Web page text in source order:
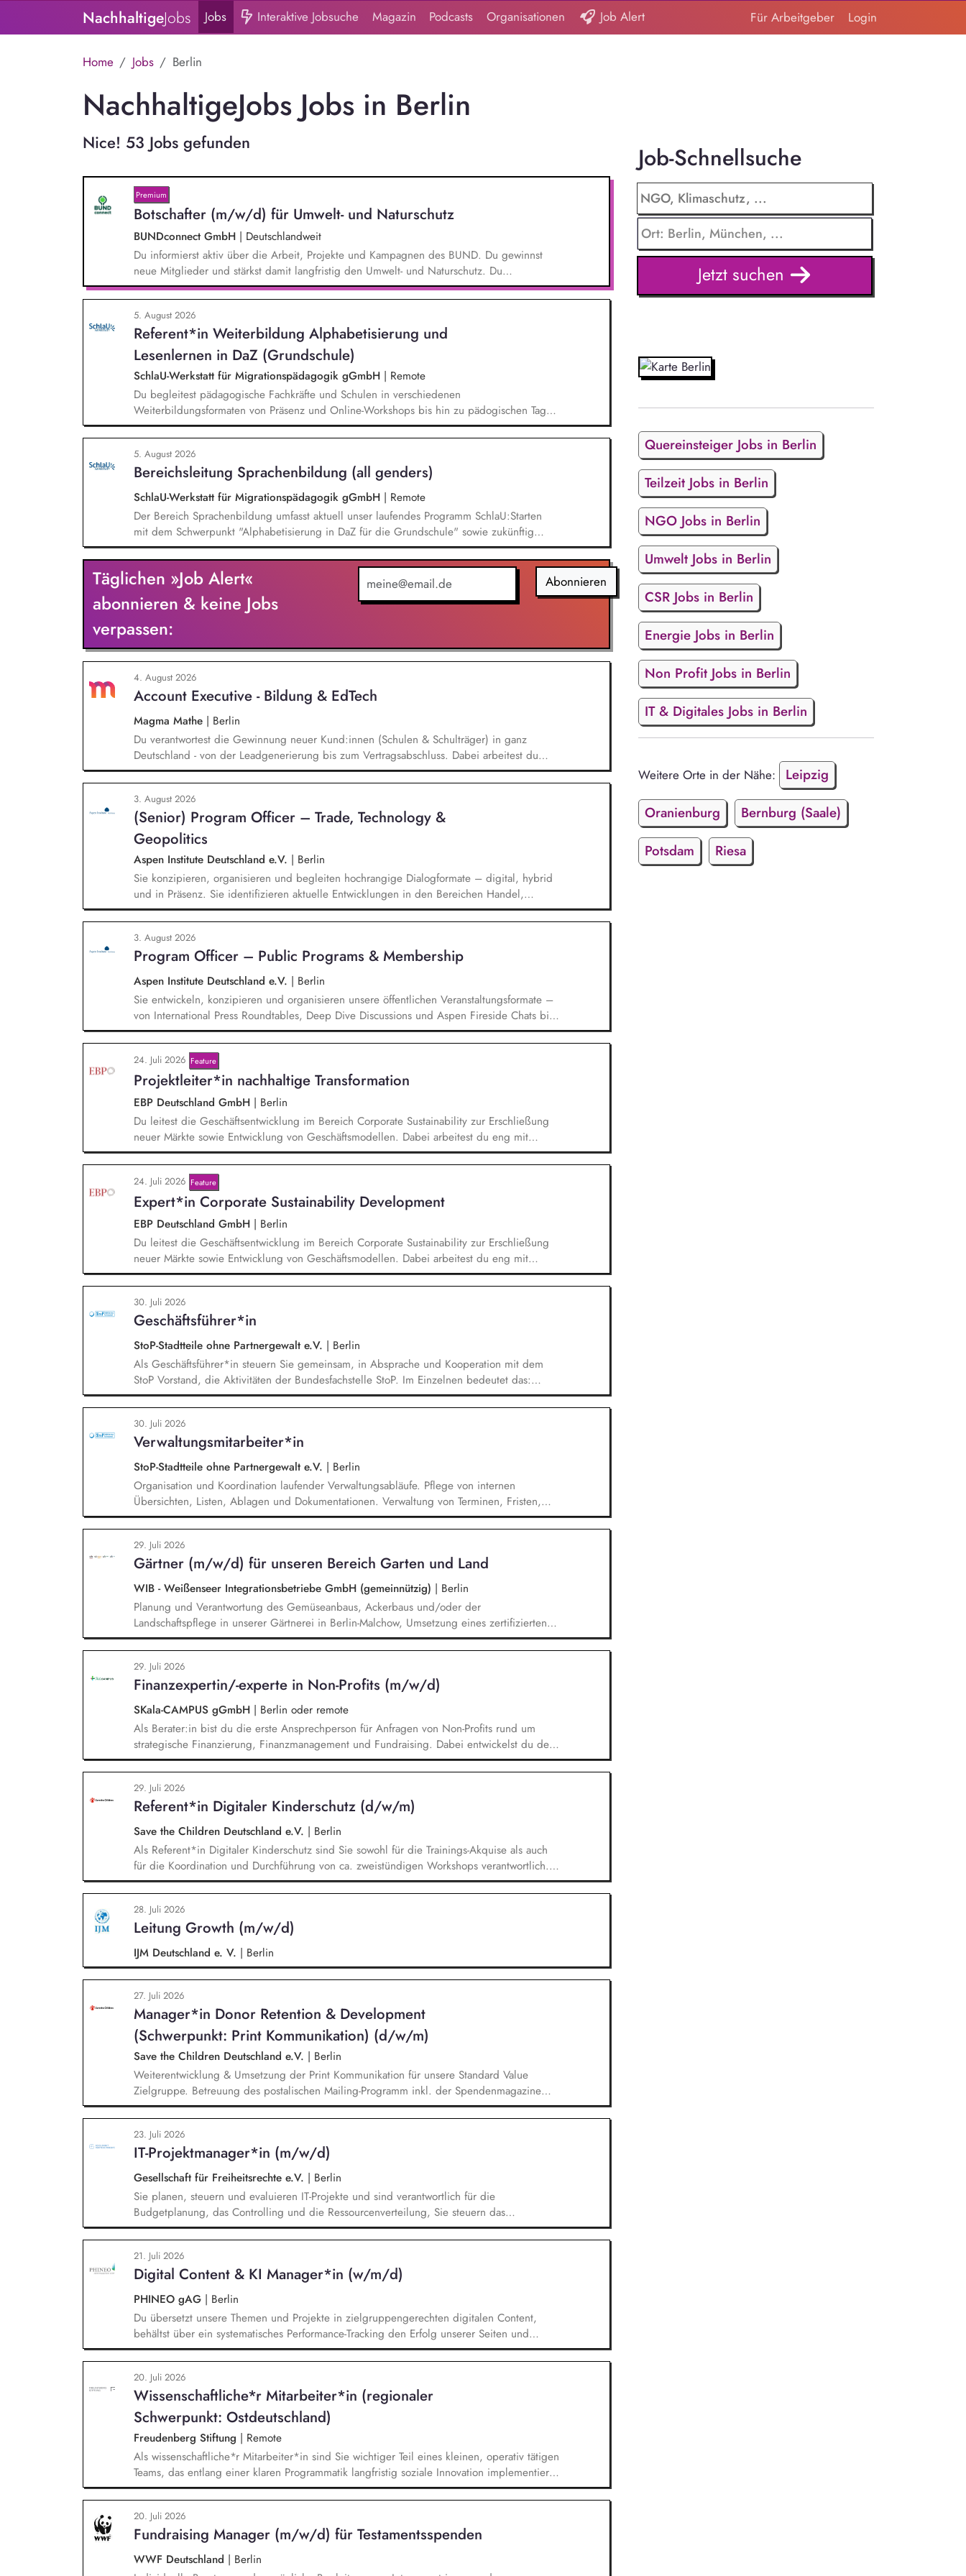
NachhaltigeJobs Jobs Interaktive Jobsuche Magazin Podcasts Organisationen Job Alert Für Arbeitgeber Login
Home Jobs Berlin
NachhaltigeJobs Jobs in Berlin
Nice! 53 Jobs gefunden
Premium
Botschafter (m/w/d) für Umwelt- und Naturschutz
BUNDconnect GmbH | Deutschlandweit
Du informierst aktiv über die Arbeit, Projekte und Kampagnen des BUND. Du gewinnst
neue Mitglieder und stärkst damit langfristig den Umwelt- und Naturschutz. Du
beantwortest Fragen zu Umwelt-, Arten- und Klimaschutz nach bestem Wissen und
Gewissen. Du unterstützt Kampagnen und Aktionen, beispielsweise durch das Sammeln
von Unterschriften für Petitionen.
5. August 2026
Referent*in Weiterbildung Alphabetisierung und
Lesenlernen in DaZ (Grundschule)
SchlaU-Werkstatt für Migrationspädagogik gGmbH | Remote
Du begleitest pädagogische Fachkräfte und Schulen in verschiedenen
Weiterbildungsformaten von Präsenz und Online-Workshops bis hin zu pädogischen Tagen
und erstellst Online-Selbstlernkurse für unsere Plattform schlau-lernen.org. Die inhaltlichen
Schwerpunkte liegen dabei auf den Bereichen Lesen lernen,
Mehrsprachigkeitsbewusstsein und Alphabetisierung in der Grundschule.
5. August 2026
Bereichsleitung Sprachenbildung (all genders)
SchlaU-Werkstatt für Migrationspädagogik gGmbH | Remote
Der Bereich Sprachenbildung umfasst aktuell unser laufendes Programm SchlaU:Starten
mit dem Schwerpunkt "Alphabetisierung in DaZ für die Grundschule" sowie zukünftig
weitere auf Unterrichtsmaterial bezogene Projekte mit den Schwerpunkten
sprachensensibles und rassismuskritisches Deutschlernen von der Grundschule bis in die
Berufliche Bildung. Der Bereich Sprachenbildung entwickelt in seinen Projekten dazu
zielgruppengerechte und innovative Unterrichtsmaterialien und begleitet pädagogische
Fachkräfte mit daran angeschlossenen Weiterbildungsangeboten online wie offline.
Täglichen »Job Alert«
abonnieren & keine Jobs
verpassen:
Abonnieren
4. August 2026
Account Executive - Bildung & EdTech
Magma Mathe | Berlin
Du verantwortest die Gewinnung neuer Kund:innen (Schulen & Schulträger) in ganz
Deutschland - von der Leadgenerierung bis zum Vertragsabschluss. Dabei arbeitest du
sowohl mit selbst generierten Leads als auch mit qualifizierten Inbound-Anfragen in einem
typischen Sales-Zyklus von rund zwei Monaten. Außerdem repräsentierst du uns auf
Messen, Konferenzen und Veranstaltungen im Bildungsbereich und trägst aktiv dazu bei,
unsere Marke in Deutschland zu etablieren.
3. August 2026
(Senior) Program Officer – Trade, Technology &
Geopolitics
Aspen Institute Deutschland e.V. | Berlin
Sie konzipieren, organisieren und begleiten hochrangige Dialogformate – digital, hybrid
und in Präsenz. Sie identifizieren aktuelle Entwicklungen in den Bereichen Handel,
Technologie, Geopolitik und wirtschaftliche Sicherheit und bereiten diese für
Veranstaltungen, Hintergrundgespräche, Publikationen und politische Diskussionen auf.
Sie identifizieren und gewinnen Referent*innen sowie Diskussionspartner aus Politik,
Wirtschaft, Wissenschaft und Zivilgesellschaft.
3. August 2026
Program Officer – Public Programs & Membership
Aspen Institute Deutschland e.V. | Berlin
Sie entwickeln, konzipieren und organisieren unsere öffentlichen Veranstaltungsformate –
von International Press Roundtables, Deep Dive Discussions und Aspen Fireside Chats bis
hin zu besonderen Formaten wie der Aspen Summer Party, der Aspen Gala und neuen
Veranstaltungsformaten. Sie identifizieren aktuelle politische Themen und gewinnen
hochrangige Referentinnen sowie Diskussionspartnerinnen aus Politik, Wirtschaft,
Wissenschaft, Medien und Zivilgesellschaft.
24. Juli 2026 Feature
Projektleiter*in nachhaltige Transformation
EBP Deutschland GmbH | Berlin
Du leitest die Geschäftsentwicklung im Bereich Corporate Sustainability zur Erschließung
neuer Märkte sowie Entwicklung von Geschäftsmodellen. Dabei arbeitest du eng mit
einem bestehenden Team zusammen und entwickelst dieses gemeinsam mit erfahrenen
Projektleiter*innen weiter. Zu Deinen Aufgaben gehören vor allem: Strategieentwicklung:
Entwurf und Umsetzung von Wachstumsstrategie und Geschäftsmodellen, Trendanalysen:
Frühzeitige Identifikation von Branchen- und Regulatoriktrends, Partnermanagement:
Aufbau von strategischen Partnerschaften, Kooperationen und Netzwerken, Akquisition von
Aufträgen, Neukunden und Projekten.
24. Juli 2026 Feature
Expert*in Corporate Sustainability Development
EBP Deutschland GmbH | Berlin
Du leitest die Geschäftsentwicklung im Bereich Corporate Sustainability zur Erschließung
neuer Märkte sowie Entwicklung von Geschäftsmodellen. Dabei arbeitest du eng mit
einem bestehenden Team zusammen und entwickelst dieses gemeinsam mit erfahrenen
Projektleiter*innen weiter. Zu Deinen Aufgaben gehören vor allem: Strategieentwicklung,
Trendanalysen, Partnermanagement sowie Akquisition von Aufträgen, Neukunden und
Projekten.
30. Juli 2026
Geschäftsführer*in
StoP-Stadtteile ohne Partnergewalt e.V. | Berlin
Als Geschäftsführer*in steuern Sie gemeinsam, in Absprache und Kooperation mit dem
StoP Vorstand, die Aktivitäten der Bundesfachstelle StoP. Im Einzelnen bedeutet das:
Projektmanagement und Verantwortung für die Umsetzung des Gesamtprojektes,
Gesamtsteuerung und Sicherstellung des wirtschaftlichen Betriebes der Geschäftsstelle
und des Vereins (Finanzierung, Controlling), Akquise von Fördermitteln und Spenden
sowie Personalverantwortung für die Bundesfachstelle mit 4 Mitarbeitenden.
30. Juli 2026
Verwaltungsmitarbeiter*in
StoP-Stadtteile ohne Partnergewalt e.V. | Berlin
Organisation und Koordination laufender Verwaltungsabläufe. Pflege von internen
Übersichten, Listen, Ablagen und Dokumentationen. Verwaltung von Terminen, Fristen,
Anfragen und interner Kommunikation. Unterstützung bei der Organisation von
Veranstaltungen (online und in Präsenz). Administrative Unterstützung der Vereinsarbeit,
insbesondere bei der Verwaltung der Mitgliederdaten, Mitgliedsbeiträge, Vereinsregister
und bei der Organisation von Vereinsgremien.
29. Juli 2026
Gärtner (m/w/d) für unseren Bereich Garten und Land
WIB - Weißenseer Integrationsbetriebe GmbH (gemeinnützig) | Berlin
Planung und Verantwortung des Gemüseanbaus, Ackerbaus und/oder der
Landschaftspflege in unserer Gärtnerei in Berlin-Malchow, Umsetzung eines zertifizierten
Bio-Anbaus, fachliche Anleitung und Unterstützung der Teilnehmenden und Beschäftigten,
Organisation der Arbeitsabläufe und einer zweckmäßigen Arbeitsplatzgestaltung,
Überwachung der Einhaltung von Gesundheits-, Arbeitsschutz- und
Unfallverhütungsvorschriften.
29. Juli 2026
Finanzexpertin/-experte in Non-Profits (m/w/d)
SKala-CAMPUS gGmbH | Berlin oder remote
Als Berater:in bist du die erste Ansprechperson für Anfragen von Non-Profits rund um
strategische Finanzierung, Finanzmanagement und Fundraising. Dabei entwickelst du den
gesamten Prozess von der Anfrage über Angebotserstellung bis zur eigenverantwortlichen
Umsetzung. Auf Basis der jeweiligen Herausforderungen entwickelst du passgenaue
Beratungsprozesse und berätst Organisationen zu zentralen Fragen ihrer finanziellen
Steuerung und strategischen Weiterentwicklung.
29. Juli 2026
Referent*in Digitaler Kinderschutz (d/w/m)
Save the Children Deutschland e.V. | Berlin
Als Referent*in Digitaler Kinderschutz sind Sie sowohl für die Trainings-Akquise als auch
für die Koordination und Durchführung von ca. zweistündigen Workshops verantwortlich.
Identifikation, Ansprache und Akquise von Institutionen und Organisationen für Trainings
zum sensiblen Umgang mit Kinderfotos und -videos (z. B. Kitas, Schulen, Sportvereine
und -verbände, Jugendverbände, Kinder-/Jugendreiseveranstalter). Eigenständige
Konzeption und Durchführung zielgruppengerechter Trainings in digitalen Formaten sowie
in Präsenz bei Auftraggebern.
28. Juli 2026
Leitung Growth (m/w/d)
IJM Deutschland e. V. | Berlin
27. Juli 2026
Manager*in Donor Retention & Development
(Schwerpunkt: Print Kommunikation) (d/w/m)
Save the Children Deutschland e.V. | Berlin
Weiterentwicklung & Umsetzung der Print Kommunikation für unsere Standard Value
Zielgruppe. Betreuung des postalischen Mailing-Programm inkl. der Spendenmagazine
und Spendenaufrufe sowie der Print Kommunikation innerhalb unserer Donor Journeys. Ko-
Produktion von Content für die Print Kommunikation in enger Zusammenarbeit mit dem
Team Brand, Content & Publikationen. Redaktion und Prüfung von Content/Texten für
andere Kanäle und Medien.
23. Juli 2026
IT-Projektmanager*in (m/w/d)
Gesellschaft für Freiheitsrechte e.V. | Berlin
Sie planen, steuern und evaluieren IT-Projekte und sind verantwortlich für die
Budgetplanung, das Controlling und die Ressourcenverteilung, Sie steuern das
Wissensmanagement und begleiten die Migration sowie die fortlaufende Verwaltung
unserer Cloud-Dienste, Sie arbeiten mit der Systemadministration zusammen und sind
dabei verantwortlich für die Kommunikation mit unseren externen Dienstleistern, Sie tragen
die Verantwortung für die Qualität des First-Level-Supports für das GFF-Team.
21. Juli 2026
Digital Content & KI Manager*in (w/m/d)
PHINEO gAG | Berlin
Du übersetzt unsere Themen und Projekte in zielgruppengerechten digitalen Content,
behältst über ein systematisches Performance-Tracking den Erfolg unserer Seiten und
Mailings im Blick und berätst das Team als strategische*r Sparringspartner*in für digitale
Trends, Plattformfragen und den Einsatz von KI. Du übernimmst die technische und
operative Betreuung unserer gesamten Webseiten-Landschaft und verantwortest die
strategische Weiterentwicklung von HubSpot.
20. Juli 2026
Wissenschaftliche*r Mitarbeiter*in (regionaler
Schwerpunkt: Ostdeutschland)
Freudenberg Stiftung | Remote
Als wissenschaftliche*r Mitarbeiter*in sind Sie wichtiger Teil eines kleinen, operativ tätigen
Teams, das entlang einer klaren Programmatik langfristig soziale Innovation implementiert.
Sie unterstützen die Geschäftsführung bei der Umsetzung der Stiftungsprogrammatik und
entwickeln dabei die Internationalisierungsstrategie der Stiftung weiter. Sie übersetzen
wissenschaftliche Erkenntnisse in alltagsangebundene Handlungsansätze entlang unserer
Stiftungsprogrammatik.
20. Juli 2026
Fundraising Manager (m/w/d) für Testamentsspenden
WWF Deutschland | Berlin
Job-Schnellsuche
Jetzt suchen
Quereinsteiger Jobs in Berlin
Teilzeit Jobs in Berlin
NGO Jobs in Berlin
Umwelt Jobs in Berlin
CSR Jobs in Berlin
Energie Jobs in Berlin
Non Profit Jobs in Berlin
IT & Digitales Jobs in Berlin
Weitere Orte in der Nähe:
Leipzig
Oranienburg
Bernburg (Saale)
Potsdam
Riesa